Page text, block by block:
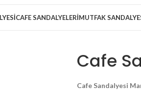
CAFE SANDALYELERIMUTFAK
Cafe
Cafe Sandalyesi